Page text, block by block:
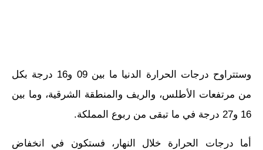
وستتراوح درجات الحرارة الدنيا ما بين 09 و16 درجة بكل
من مرتفعات الأطلس، والريف والمنطقة الشرقية، وما بين
16 و27 درجة في ما تبقى من ربوع المملكة.
أما درجات الحرارة خلال النهار، فستكون في انخفاض